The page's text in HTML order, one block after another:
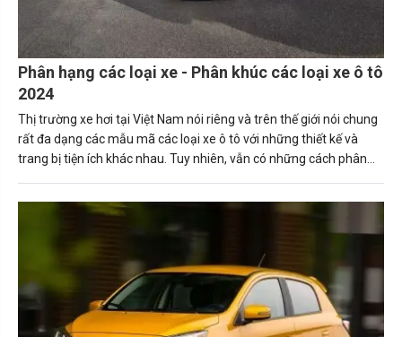
Phân hạng các loại xe - Phân khúc các loại xe ô tô
2024
Thị trường xe hơi tại Việt Nam nói riêng và trên thế giới nói chung
rất đa dạng các mẫu mã các loại xe ô tô với những thiết kế và
trang bị tiện ích khác nhau. Tuy nhiên, vẫn có những cách phân
dụng cá nhân hay gia đình hay tổ chức của mình hay không.